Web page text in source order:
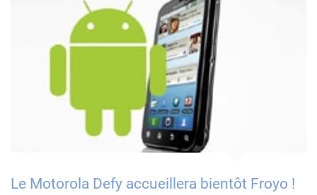
Le Motorola Defy accueillera bientôt Froyo !